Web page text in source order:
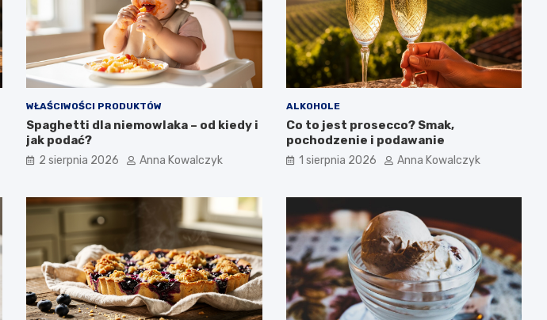
WŁAŚCIWOŚCI PRODUKTÓW
Spaghetti dla niemowlaka – od kiedy i
jak podać?
2 sierpnia 2026 Anna Kowalczyk
ALKOHOLE
Co to jest prosecco? Smak,
pochodzenie i podawanie
1 sierpnia 2026 Anna Kowalczyk